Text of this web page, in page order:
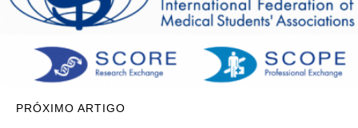
PRÓXIMO ARTIGO